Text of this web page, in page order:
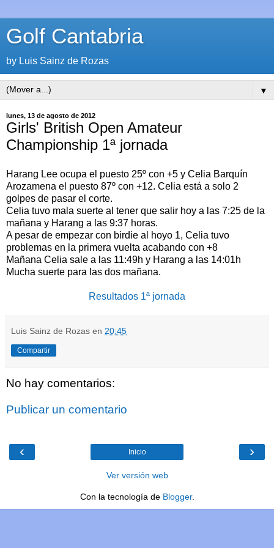
Golf Cantabria
by Luis Sainz de Rozas
▼
lunes, 13 de agosto de 2012
Girls' British Open Amateur
Championship 1ª jornada
Harang Lee ocupa el puesto 25º con +5 y Celia Barquín
Arozamena el puesto 87º con +12. Celia está a solo 2
golpes de pasar el corte.
Celia tuvo mala suerte al tener que salir hoy a las 7:25 de la
mañana y Harang a las 9:37 horas.
A pesar de empezar con birdie al hoyo 1, Celia tuvo
problemas en la primera vuelta acabando con +8
Mañana Celia sale a las 11:49h y Harang a las 14:01h
Mucha suerte para las dos mañana.
Resultados 1ª jornada
Luis Sainz de Rozas en 20:45
Compartir
No hay comentarios:
Publicar un comentario
‹ ›
Inicio
Ver versión web
Con la tecnología de Blogger.